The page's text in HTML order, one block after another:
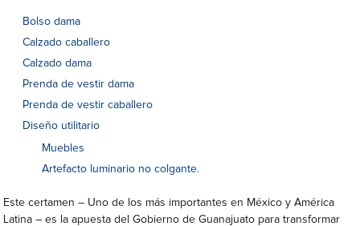
Bolso dama
Calzado caballero
Calzado dama
Prenda de vestir dama
Prenda de vestir caballero
Diseño utilitario
Muebles
Artefacto luminario no colgante.
Este certamen – Uno de los más importantes en México y América
Latina – es la apuesta del Gobierno de Guanajuato para transformar